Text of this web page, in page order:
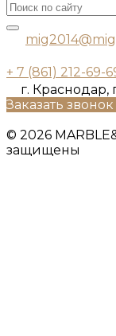
+ 7 (861) 212-69-
г. Краснодар,
Заказать звонок
© 2026
защищены